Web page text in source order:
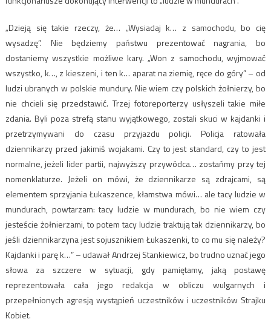
„Dzieją się takie rzeczy, że… „Wysiadaj k… z samochodu, bo cię
wysadzę”. Nie będziemy państwu prezentować nagrania, bo
dostaniemy wszystkie możliwe kary. „Won z samochodu, wyjmować
wszystko, k…, z kieszeni, i ten k… aparat na ziemię, ręce do góry” – od
ludzi ubranych w polskie mundury. Nie wiem czy polskich żołnierzy, bo
nie chcieli się przedstawić. Trzej fotoreporterzy usłyszeli takie miłe
zdania. Byli poza strefą stanu wyjątkowego, zostali skuci w kajdanki i
przetrzymywani do czasu przyjazdu policji. Policja ratowała
dziennikarzy przed jakimiś wojakami. Czy to jest standard, czy to jest
normalne, jeżeli lider partii, najwyższy przywódca… zostańmy przy tej
nomenklaturze. Jeżeli on mówi, że dziennikarze są zdrajcami, są
elementem sprzyjania Łukaszence, kłamstwa mówi… ale tacy ludzie w
mundurach, powtarzam: tacy ludzie w mundurach, bo nie wiem czy
jesteście żołnierzami, to potem tacy ludzie traktują tak dziennikarzy, bo
jeśli dziennikarzyna jest sojusznikiem Łukaszenki, to co mu się należy?
Kajdanki i parę k…” – udawał Andrzej Stankiewicz, bo trudno uznać jego
słowa za szczere w sytuacji, gdy pamiętamy, jaką postawę
reprezentowała cała jego redakcja w obliczu wulgarnych i
przepełnionych agresją wystąpień uczestników i uczestników Strajku
Kobiet.